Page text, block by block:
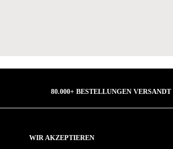
80.000+ BESTELLUNGEN VERSANDT
WIR AKZEPTIEREN